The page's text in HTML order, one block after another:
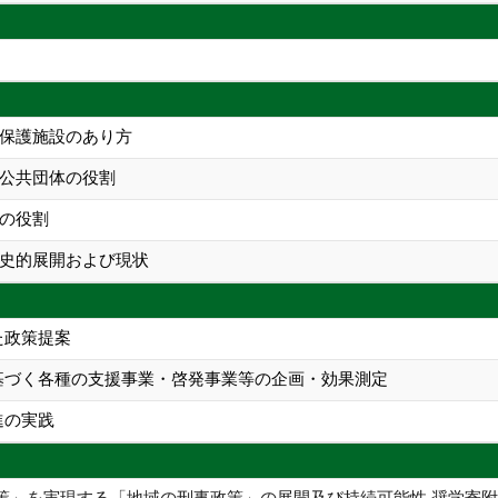
護施設のあり方
共団体の役割
役割
的展開および現状
策提案
く各種の支援事業・啓発事業等の企画・効果測定
実践